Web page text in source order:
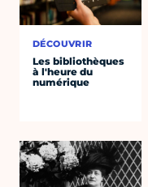
DÉCOUVRIR
Les bibliothèques
à l'heure du
numérique